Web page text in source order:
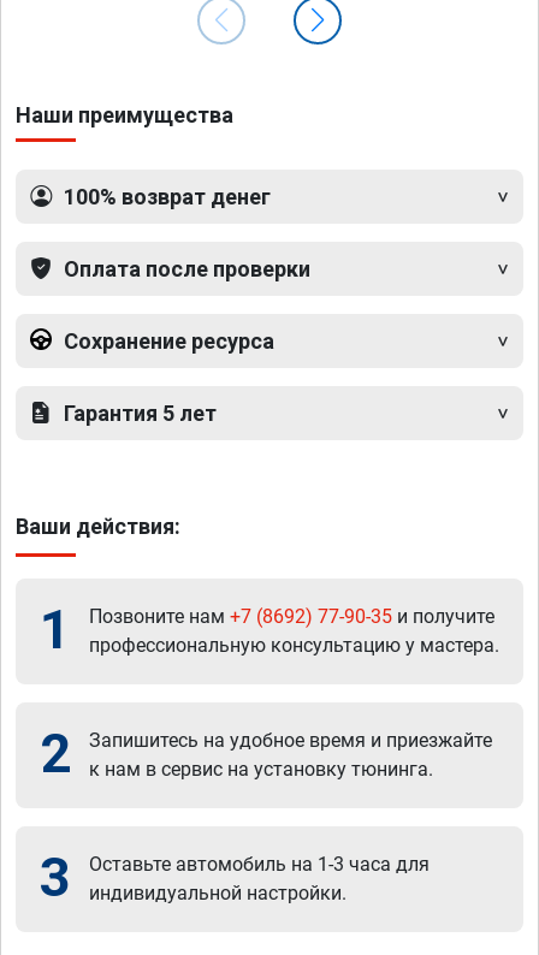
Наши преимущества
100% возврат денег
Оплата после проверки
Сохранение ресурса
Гарантия 5 лет
Ваши действия:
1 Позвоните нам +7 (8692) 77-90-35 и получите
профессиональную консультацию у мастера.
2
Запишитесь на удобное время и приезжайте
к нам в сервис на установку тюнинга.
3
Оставьте автомобиль на 1-3 часа для
индивидуальной настройки.